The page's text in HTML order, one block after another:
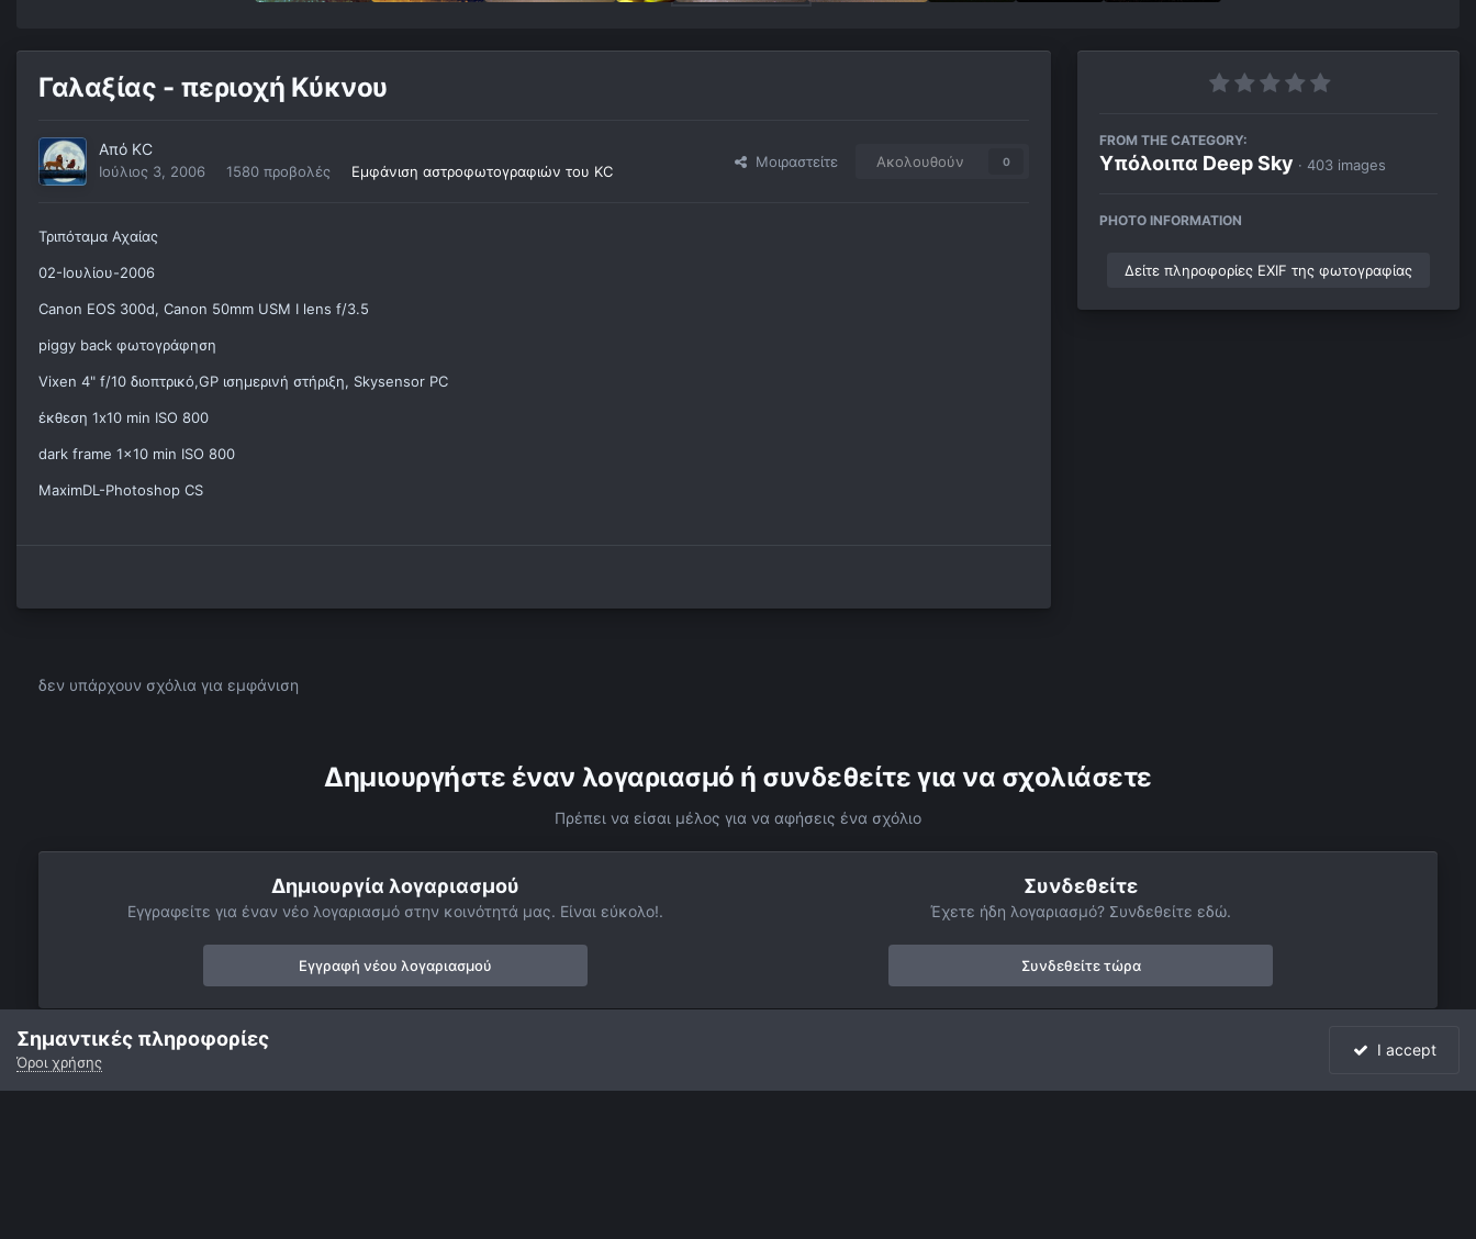
Γαλαξίας - περιοχή Κύκνου
Από KC
Ιούλιος 3, 2006 1580 προβολές Εμφάνιση αστροφωτογραφιών του KC
Μοιραστείτε Ακολουθούν 0
Τριπόταμα Αχαίας
02-Ιουλίου-2006
Canon EOS 300d, Canon 50mm USM I lens f/3.5
piggy back φωτογράφηση
Vixen 4" f/10 διοπτρικό,GP ισημερινή στήριξη, Skysensor PC
έκθεση 1x10 min ISO 800
dark frame 1x10 min ISO 800
MaximDL-Photoshop CS
FROM THE CATEGORY:
Υπόλοιπα Deep Sky · 403 images
PHOTO INFORMATION
Δείτε πληροφορίες EXIF της φωτογραφίας
δεν υπάρχουν σχόλια για εμφάνιση
Δημιουργήστε έναν λογαριασμό ή συνδεθείτε για να σχολιάσετε
Πρέπει να είσαι μέλος για να αφήσεις ένα σχόλιο
Δημιουργία λογαριασμού
Εγγραφείτε για έναν νέο λογαριασμό στην κοινότητά μας. Είναι εύκολο!.
Εγγραφή νέου λογαριασμού
Συνδεθείτε
Έχετε ήδη λογαριασμό? Συνδεθείτε εδώ.
Συνδεθείτε τώρα
Αρχή
Σημαντικές πληροφορίες
Όροι χρήσης
I accept